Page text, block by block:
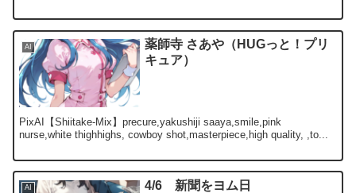
AI
薬師寺 さあや（HUGっと！プリ
キュア）
PixAI【Shiitake-Mix】precure,yakushiji saaya,smile,pink
nurse,white thighhighs, cowboy shot,masterpiece,high quality, ,to...
AI 4/6 新聞をヨム日